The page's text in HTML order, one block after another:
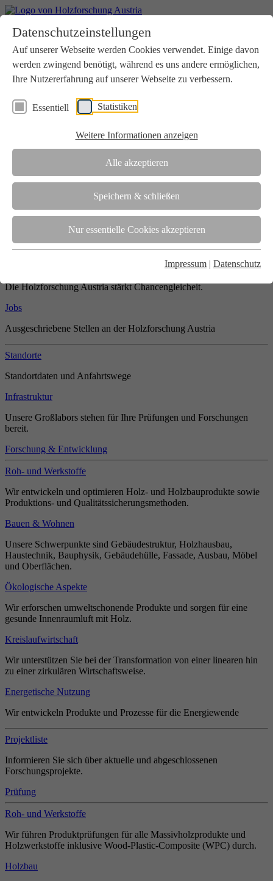
Datenschutzeinstellungen
Auf unserer Webseite werden Cookies verwendet. Einige davon
werden zwingend benötigt, während es uns andere ermöglichen,
Ihre Nutzererfahrung auf unserer Webseite zu verbessern.
Essentiell Statistiken
Weitere Informationen anzeigen
Alle akzeptieren
Speichern & schließen
Nur essentielle Cookies akzeptieren
Impressum | Datenschutz
Aktuelles
Downloads
Kontakt
Login
Verein
Wir unterstützen die Interessen der Holzbranche in enger
Zusammenarbeit mit Wissenschaft und Wirtschaft.
Die Holzforschung Austria ist akkreditierte Prüf-, Inspektions- und
Team
Unsere gesamte Kompetenz ist in unseren Mitarbeiter:innen
gebündelt
Die Holzforschung Austria stärkt Chancengleicheit.
Jobs
Ausgeschriebene Stellen an der Holzforschung Austria
Standorte
Standortdaten und Anfahrtswege
Infrastruktur
Unsere Großlabors stehen für Ihre Prüfungen und Forschungen
bereit.
Forschung & Entwicklung
Roh- und Werkstoffe
Wir entwickeln und optimieren Holz- und Holzbauprodukte sowie
Produktions- und Qualitätssicherungsmethoden.
Bauen & Wohnen
Unsere Schwerpunkte sind Gebäudestruktur, Holzhausbau,
Haustechnik, Bauphysik, Gebäudehülle, Fassade, Ausbau, Möbel
und Oberflächen.
Ökologische Aspekte
Wir erforschen umweltschonende Produkte und sorgen für eine
gesunde Innenraumluft mit Holz.
Kreislaufwirtschaft
Wir unterstützen Sie bei der Transformation von einer linearen hin
zu einer zirkulären Wirtschaftsweise.
Energetische Nutzung
Wir entwickeln Produkte und Prozesse für die Energiewende
Projektliste
Informieren Sie sich über aktuelle und abgeschlossenen
Forschungsprojekte.
Prüfung
Roh- und Werkstoffe
Wir führen Produktprüfungen für alle Massivholzprodukte und
Holzwerkstoffe inklusive Wood-Plastic-Composite (WPC) durch.
Holzbau